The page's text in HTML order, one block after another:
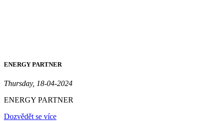
ENERGY PARTNER
Thursday, 18-04-2024
ENERGY PARTNER
Dozvědět se více